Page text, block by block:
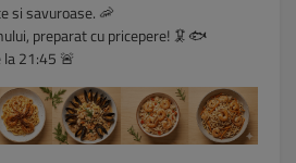
si savuroase. 🦐
preparat cu pricepere! 🦑🐟
21:45 🚨